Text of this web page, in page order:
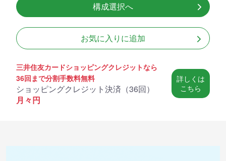
構成選択へ
お気に入りに追加
三井住友カードショッピングクレジットなら
36回まで分割手数料無料
ショッピングクレジット決済（36回）
月々円
詳しくは
こちら